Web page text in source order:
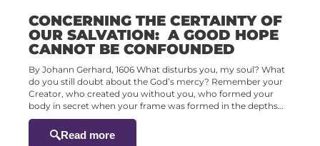
CONCERNING THE CERTAINTY OF
OUR SALVATION: A GOOD HOPE
CANNOT BE CONFOUNDED
By Johann Gerhard, 1606 What disturbs you, my soul? What
do you still doubt about the God’s mercy? Remember your
Creator, who created you without you, who formed your
body in secret when your frame was formed in the depths…
Read more